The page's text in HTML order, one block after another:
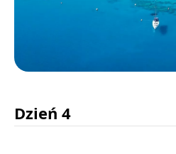
Dzień 4